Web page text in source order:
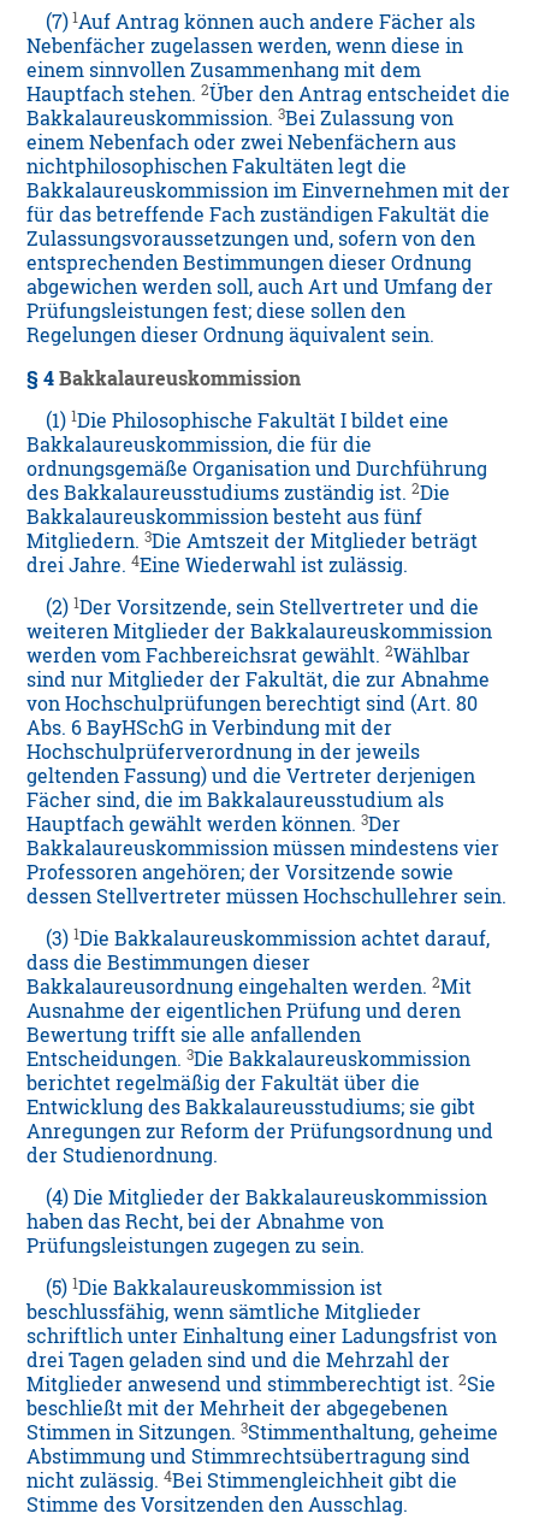
(7) 1Auf Antrag können auch andere Fächer als
Nebenfächer zugelassen werden, wenn diese in
einem sinnvollen Zusammenhang mit dem
Hauptfach stehen.2Über den Antrag entscheidet die
Bakkalaureuskommission.3Bei Zulassung von
einem Nebenfach oder zwei Nebenfächern aus
nichtphilosophischen Fakultäten legt die
Bakkalaureuskommission im Einvernehmen mit der
für das betreffende Fach zuständigen Fakultät die
Zulassungsvoraussetzungen und, sofern von den
entsprechenden Bestimmungen dieser Ordnung
abgewichen werden soll, auch Art und Umfang der
Prüfungsleistungen fest; diese sollen den
Regelungen dieser Ordnung äquivalent sein.
§ 4 Bakkalaureuskommission
(1)1Die Philosophische Fakultät I bildet eine
Bakkalaureuskommission, die für die
ordnungsgemäße Organisation und Durchführung
des Bakkalaureusstudiums zuständig ist.2Die
Bakkalaureuskommission besteht aus fünf
Mitgliedern.3Die Amtszeit der Mitglieder beträgt
drei Jahre.4Eine Wiederwahl ist zulässig.
(2)1Der Vorsitzende, sein Stellvertreter und die
weiteren Mitglieder der Bakkalaureuskommission
werden vom Fachbereichsrat gewählt.2Wählbar
sind nur Mitglieder der Fakultät, die zur Abnahme
von Hochschulprüfungen berechtigt sind (Art. 80
Abs. 6 BayHSchG in Verbindung mit der
Hochschulprüferverordnung in der jeweils
geltenden Fassung) und die Vertreter derjenigen
Fächer sind, die im Bakkalaureusstudium als
Hauptfach gewählt werden können.3Der
Bakkalaureuskommission müssen mindestens vier
Professoren angehören; der Vorsitzende sowie
dessen Stellvertreter müssen Hochschullehrer sein.
(3)1Die Bakkalaureuskommission achtet darauf,
dass die Bestimmungen dieser
Bakkalaureusordnung eingehalten werden.2Mit
Ausnahme der eigentlichen Prüfung und deren
Bewertung trifft sie alle anfallenden
Entscheidungen.3Die Bakkalaureuskommission
berichtet regelmäßig der Fakultät über die
Entwicklung des Bakkalaureusstudiums; sie gibt
Anregungen zur Reform der Prüfungsordnung und
der Studienordnung.
(4) Die Mitglieder der Bakkalaureuskommission
haben das Recht, bei der Abnahme von
Prüfungsleistungen zugegen zu sein.
(5)1Die Bakkalaureuskommission ist
beschlussfähig, wenn sämtliche Mitglieder
schriftlich unter Einhaltung einer Ladungsfrist von
drei Tagen geladen sind und die Mehrzahl der
Mitglieder anwesend und stimmberechtigt ist.2Sie
beschließt mit der Mehrheit der abgegebenen
Stimmen in Sitzungen.3Stimmenthaltung, geheime
Abstimmung und Stimmrechtsübertragung sind
nicht zulässig.4Bei Stimmengleichheit gibt die
Stimme des Vorsitzenden den Ausschlag.